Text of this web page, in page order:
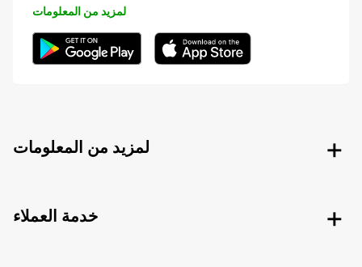
لمزيد من المعلومات
لمزيد من المعلومات
خدمة العملاء